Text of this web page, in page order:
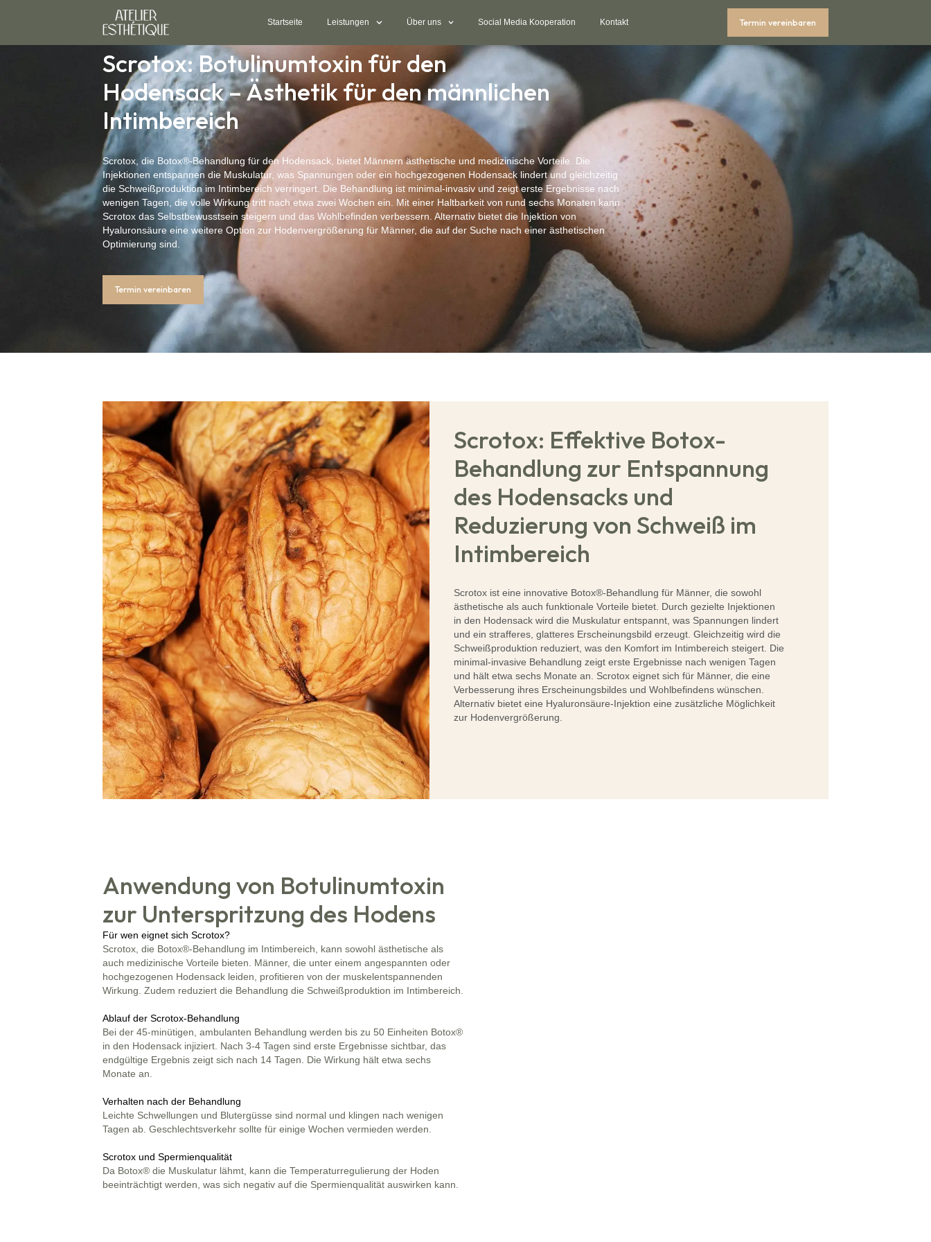
Startseite Leistungen Über uns Social Media Kooperation Kontakt Termin vereinbaren
Scrotox: Botulinumtoxin für den
Hodensack – Ästhetik für den männlichen
Intimbereich
Scrotox, die Botox®-Behandlung für den Hodensack, bietet Männern ästhetische und medizinische Vorteile. Die
Injektionen entspannen die Muskulatur, was Spannungen oder ein hochgezogenen Hodensack lindert und gleichzeitig
die Schweißproduktion im Intimbereich verringert. Die Behandlung ist minimal-invasiv und zeigt erste Ergebnisse nach
wenigen Tagen, die volle Wirkung tritt nach etwa zwei Wochen ein. Mit einer Haltbarkeit von rund sechs Monaten kann
Scrotox das Selbstbewusstsein steigern und das Wohlbefinden verbessern. Alternativ bietet die Injektion von
Hyaluronsäure eine weitere Option zur Hodenvergrößerung für Männer, die auf der Suche nach einer ästhetischen
Optimierung sind.
Termin vereinbaren
Scrotox: Effektive Botox-
Behandlung zur Entspannung
des Hodensacks und
Reduzierung von Schweiß im
Intimbereich
Scrotox ist eine innovative Botox®-Behandlung für Männer, die sowohl
ästhetische als auch funktionale Vorteile bietet. Durch gezielte Injektionen
in den Hodensack wird die Muskulatur entspannt, was Spannungen lindert
und ein strafferes, glatteres Erscheinungsbild erzeugt. Gleichzeitig wird die
Schweißproduktion reduziert, was den Komfort im Intimbereich steigert. Die
minimal-invasive Behandlung zeigt erste Ergebnisse nach wenigen Tagen
und hält etwa sechs Monate an. Scrotox eignet sich für Männer, die eine
Verbesserung ihres Erscheinungsbildes und Wohlbefindens wünschen.
Alternativ bietet eine Hyaluronsäure-Injektion eine zusätzliche Möglichkeit
zur Hodenvergrößerung.
Anwendung von Botulinumtoxin
zur Unterspritzung des Hodens
Für wen eignet sich Scrotox?
Scrotox, die Botox®-Behandlung im Intimbereich, kann sowohl ästhetische als
auch medizinische Vorteile bieten. Männer, die unter einem angespannten oder
hochgezogenen Hodensack leiden, profitieren von der muskelentspannenden
Wirkung. Zudem reduziert die Behandlung die Schweißproduktion im Intimbereich.
Ablauf der Scrotox-Behandlung
Bei der 45-minütigen, ambulanten Behandlung werden bis zu 50 Einheiten Botox®
in den Hodensack injiziert. Nach 3-4 Tagen sind erste Ergebnisse sichtbar, das
endgültige Ergebnis zeigt sich nach 14 Tagen. Die Wirkung hält etwa sechs
Monate an.
Verhalten nach der Behandlung
Leichte Schwellungen und Blutergüsse sind normal und klingen nach wenigen
Tagen ab. Geschlechtsverkehr sollte für einige Wochen vermieden werden.
Scrotox und Spermienqualität
Da Botox® die Muskulatur lähmt, kann die Temperaturregulierung der Hoden
beeinträchtigt werden, was sich negativ auf die Spermienqualität auswirken kann.